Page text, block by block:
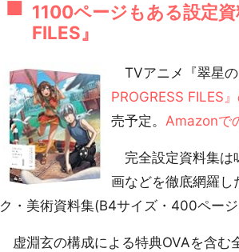
1100ページもある設定
FILES』
TVアニメ『翠星の
PROGRESS FILES
売予定。 Amazonで
完全設定資料集は
画などを徹底網羅
ク・美術資料集(B4サイズ・400ページ)
虚淵玄の構成による特典OVAを含む